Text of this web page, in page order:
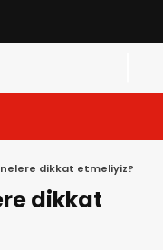
nelere dikkat etmeliyiz?
dikkat